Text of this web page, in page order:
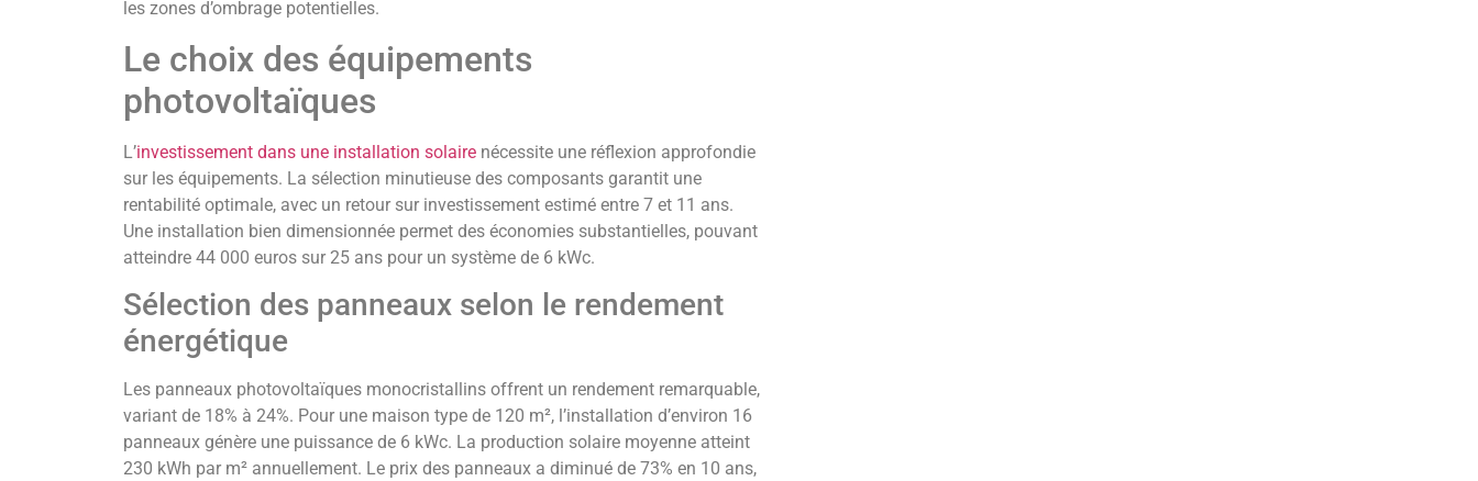
les zones d’ombrage potentielles.
Le choix des équipements
photovoltaïques
L’investissement dans une installation solaire nécessite une réflexion approfondie
sur les équipements. La sélection minutieuse des composants garantit une
rentabilité optimale, avec un retour sur investissement estimé entre 7 et 11 ans.
Une installation bien dimensionnée permet des économies substantielles, pouvant
atteindre 44 000 euros sur 25 ans pour un système de 6 kWc.
Sélection des panneaux selon le rendement
énergétique
Les panneaux photovoltaïques monocristallins offrent un rendement remarquable,
variant de 18% à 24%. Pour une maison type de 120 m², l’installation d’environ 16
panneaux génère une puissance de 6 kWc. La production solaire moyenne atteint
230 kWh par m² annuellement. Le prix des panneaux a diminué de 73% en 10 ans,